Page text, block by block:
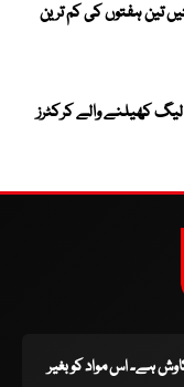
تین ہفتوں کی کم ترین
کھیلنے والے کرکٹرز
کاوش ہے۔ اس مواد کو بغیر